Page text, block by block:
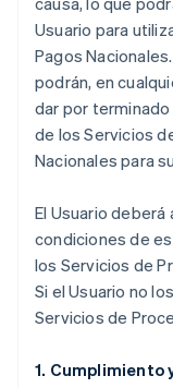
Usuario para
Pagos
podrán, en
dar por
de los Servicios
Nacionales para
El Usuario
condiciones de
los Servicios de
Si el Usuario no
Servicios de
1. Cumplimiento